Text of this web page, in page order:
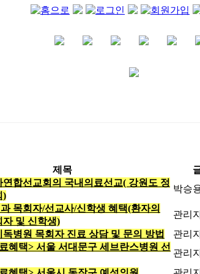
제목
연합선교회의 국내의료선교( 강원도 정
)
박승
목회자/선교사/신학생 혜택(환자의
자 및 신학생)
관리
독병원 목회자 진료 상담 및 문의 방법
관리
혜택> 서울 서대문구 세브란스병원 선
관리